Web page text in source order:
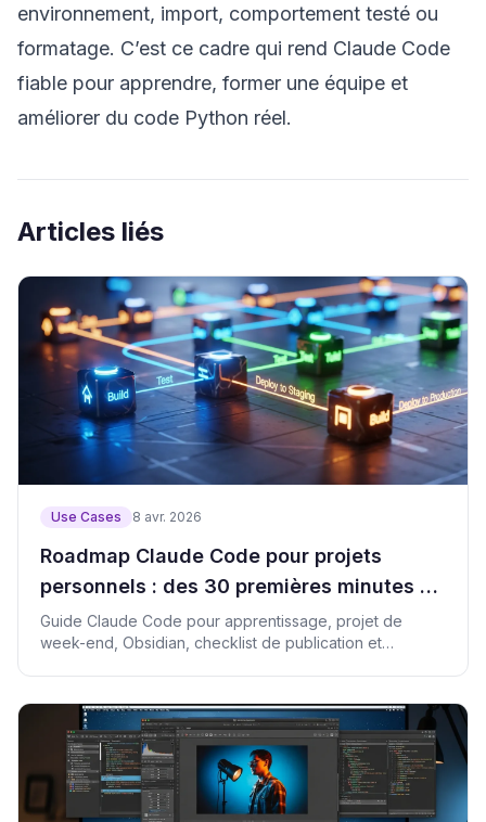
environnement, import, comportement testé ou
formatage. C’est ce cadre qui rend Claude Code
fiable pour apprendre, former une équipe et
améliorer du code Python réel.
Articles liés
Use Cases 8 avr. 2026
Roadmap Claude Code pour projets
personnels : des 30 premières minutes à
la monétisation
Guide Claude Code pour apprentissage, projet de
week-end, Obsidian, checklist de publication et